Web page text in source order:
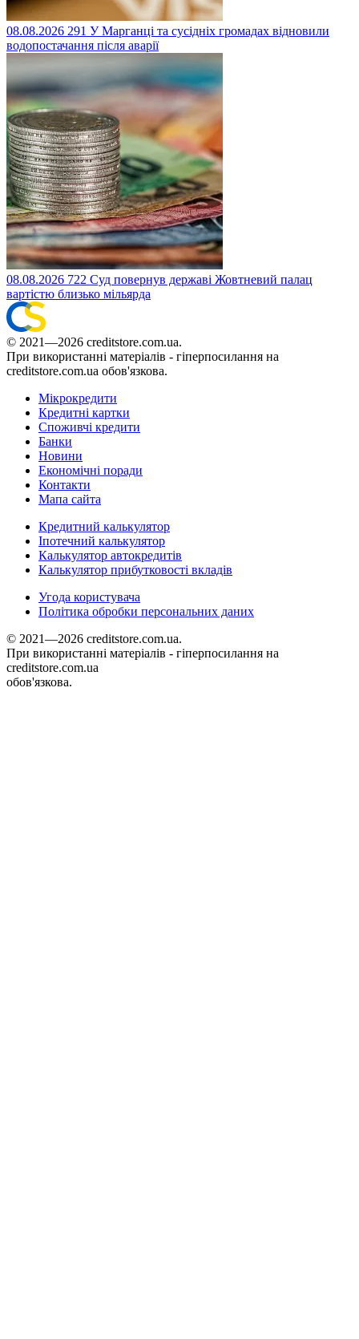
08.08.2026 291 У Марганці та сусідніх громадах відновили
водопостачання після аварії
08.08.2026 722 Суд повернув державі Жовтневий палац
вартістю близько мільярда
© 2021—2026 creditstore.com.ua.
При використанні матеріалів - гіперпосилання на
creditstore.com.ua обов'язкова.
Мікрокредити
Кредитні картки
Споживчі кредити
Банки
Новини
Економічні поради
Контакти
Мапа сайта
Кредитний калькулятор
Іпотечний калькулятор
Калькулятор автокредитів
Калькулятор прибутковості вкладів
Угода користувача
Політика обробки персональних даних
© 2021—2026 creditstore.com.ua.
При використанні матеріалів - гіперпосилання на
creditstore.com.ua
обов'язкова.